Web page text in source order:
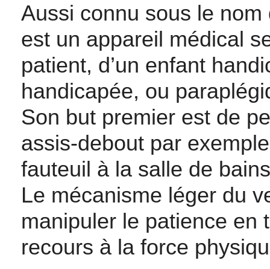
Aussi connu sous le
est un appareil médical
patient, d’un enfant
handicapée, ou
Son but premier est de
assis-debout par
fauteuil à la salle de
Le mécanisme léger du
manipuler le patience en
recours à la force